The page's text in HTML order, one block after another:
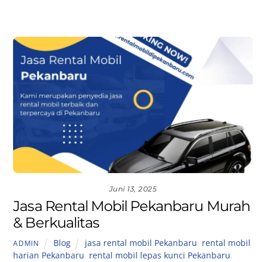
Juni 13, 2025
Jasa Rental Mobil Pekanbaru Murah
& Berkualitas
ADMIN Blog jasa rental mobil Pekanbaru rental mobil
harian Pekanbaru rental mobil lepas kunci Pekanbaru